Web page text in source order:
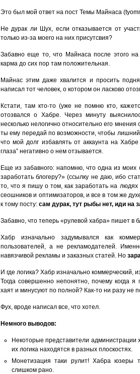
Это был мой ответ на пост Темы Майнаса
Не дурак ли Шух, если отказывается от
только из-за моего на них присутсвия?
Забавно еще то, что Майнаса после этого
карма до сих пор там положительная.
Майнас этим даже хвалится и просить
написал тот человек, о котором он ласково
Кстати, там кто-то (уже не помню кто,
отозвался о Хабре. Через минуту
несколько нелогично относительно его
ты ему передай по возможности, чтобы
что мой долг избавлять от аккаунта на
глаза” негативно о нем отзывается.
Еще из забавного: напомню, что одна из
заработать блогеру?» (ссылку не даю, ибо
то, что я пишу о том, как заработать на
сеошников и оптимизаторов, и все в том же
к тому посту: сам дурак, тут рыбы нет, иди на
Забавно, что теперь «рулевой хабра» пишет в
Хабр изначально задумывался как
пользователей, а не рекламодателей.
навязчивой рекламы и заказных статей. Но
И где логика? Хабр изначально коммерческий,
Тогда совершенно непонятно, почему когда
хаят и минусуют по полной? Как-то ни разу не
Фух, вроде написал все, что хотел.
Немного выводов:
Некоторые представители
их логика находятся в разных плоскостях.
Монетизация таки рулит! Хабра
слишком рано.